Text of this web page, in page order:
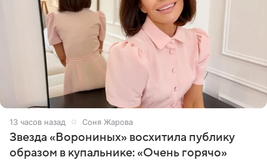
13 часов назад Соня Жарова
Звезда «Ворониных» восхитила публику
образом в купальнике: «Очень горячо»